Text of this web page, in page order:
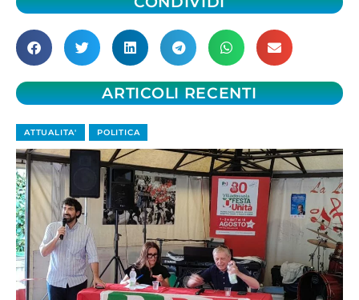
ARTICOLI RECENTI
ATTUALITA' POLITICA